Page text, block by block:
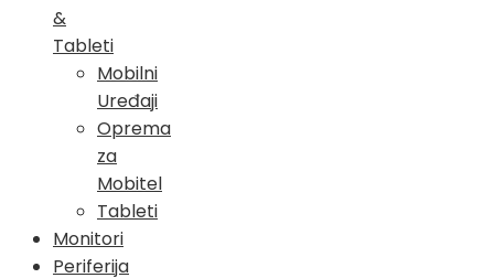
&
Tableti
Mobilni
Uređaji
Oprema
za
Mobitel
Tableti
Monitori
Periferija